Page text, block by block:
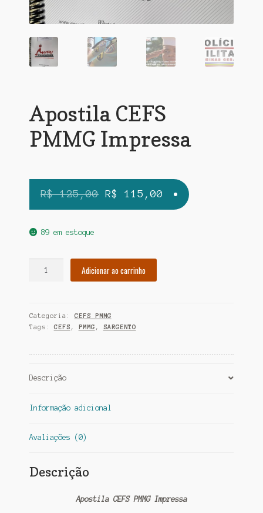
Apostila CEFS
PMMG Impressa
R$125,00 O
preço
R$ 125,00.
R$ 115,00
preço
89 em estoque
quantidade
Adicionar ao carrinho
Categoria: CEFS PMMG
Tags: CEFS , PMMG , SARGENTO
Descrição
Informação adicional
Avaliações (0)
Descrição
Apostila CEFS PMMG Impressa